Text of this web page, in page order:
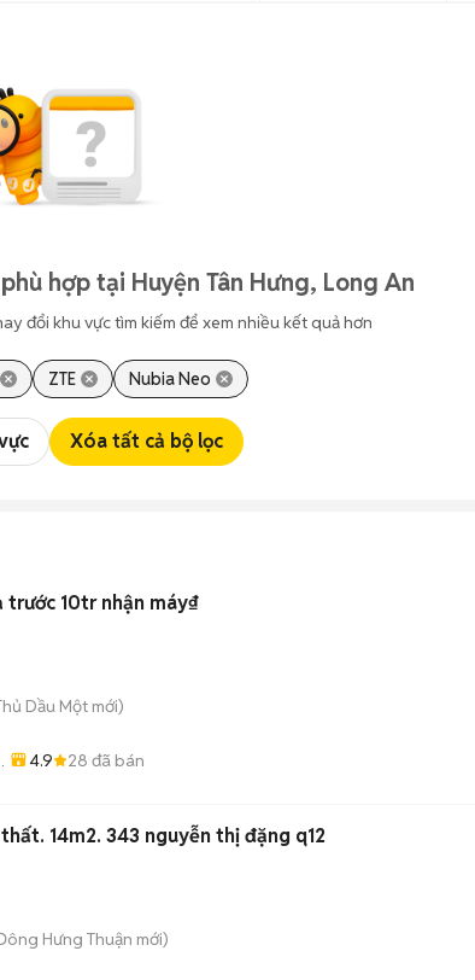
hợp tại Huyện Tân Hưng, Long An
đổi khu vực tìm kiếm để xem nhiều kết quả hơn
ZTE Nubia Neo
Xóa tất cả bộ lọc
trước 10tr nhận máy₫
Dầu Một mới)
4.9 28 đã bán
14m2. 343 nguyễn thị đặng q12
Hưng Thuận mới)